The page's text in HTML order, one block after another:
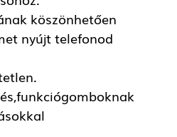
köszönhetően
nyújt telefonod